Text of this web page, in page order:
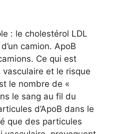
: le cholestérol LDL
camion. ApoB
Ce qui est
et le risque
le nombre de «
le sang au fil du
d’ApoB dans le
que des particules